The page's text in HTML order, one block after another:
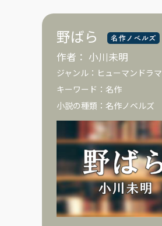
野ばら
作者： 小川未明
ジャンル： ヒューマンドラマ
キーワード： 名作
小説の種類： 名作ノベルズ